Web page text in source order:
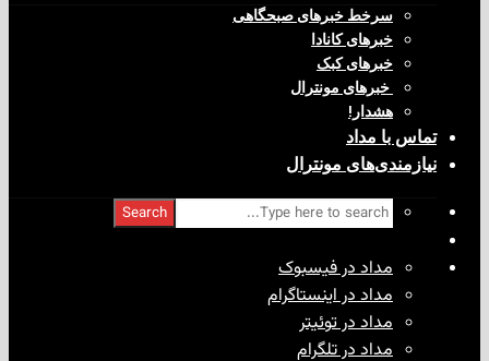
سرخط خبرهای صبحگاهی
خبرهای کانادا
خبرهای کبک
‌ خبرهای مونترال
مداد
مونترال
Search
مداد در فیسبوک
مداد در اینستاگرام
مداد در توئیتر
مداد در تلگرام